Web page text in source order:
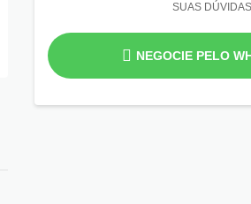
SUAS DÚVIDAS
NEGOCIE PELO